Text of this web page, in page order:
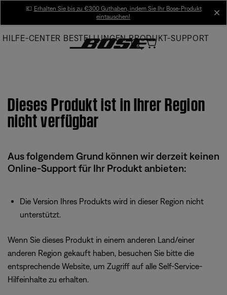
Main
💶 Erhalten Sie bis zu €300 Guthaben, indem Sie Ihr Bose-Produkt
eintauschen!
HILFE-CENTER BESTELLUNGEN PRODUKT-SUPPORT
Dieses Produkt ist in Ihrer Region
nicht verfügbar
Aus folgendem Grund können wir derzeit keinen
Online-Support für Ihr Produkt anbieten:
Die Version Ihres Produkts wird in dieser Region nicht
unterstützt.
Wenn Sie dieses Produkt in einem anderen Land/einer
anderen Region gekauft haben, besuchen Sie bitte die
entsprechende Website, um Zugriff auf alle Self-Service-
Hilfeinhalte zu erhalten.